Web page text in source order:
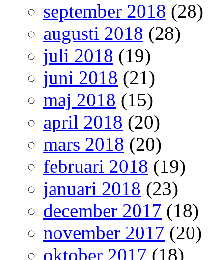
september 2018 (28)
augusti 2018 (28)
juli 2018 (19)
juni 2018 (21)
maj 2018 (15)
april 2018 (20)
mars 2018 (20)
februari 2018 (19)
januari 2018 (23)
december 2017 (18)
november 2017 (20)
oktober 2017 (18)